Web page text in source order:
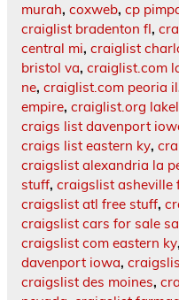
murah, coxweb, cp
craiglist bradenton fl,
central mi, craiglist
bristol va, craiglist.com
ne, craiglist.com peoria il
empire, craiglist.org
craigs list davenport
craigs list eastern ky,
craigslist alexandria la
stuff, craigslist asheville
craigslist atl free stuff,
craigslist cars for sale
craigslist com eastern ky,
davenport iowa,
craigslist des moines,